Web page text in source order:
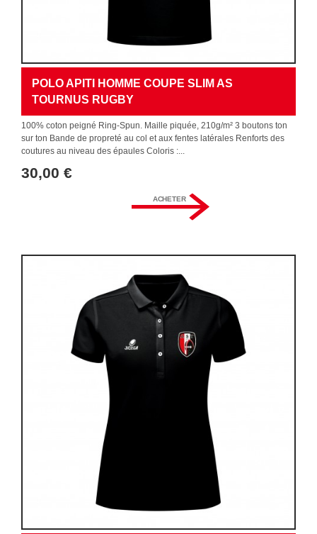
POLO APITI HOMME COUPE SLIM AS
TOURNUS RUGBY
100% coton peigné Ring-Spun. Maille piquée, 210g/m² 3 boutons ton
sur ton Bande de propreté au col et aux fentes latérales Renforts des
coutures au niveau des épaules Coloris :...
30,00 €
ACHETER